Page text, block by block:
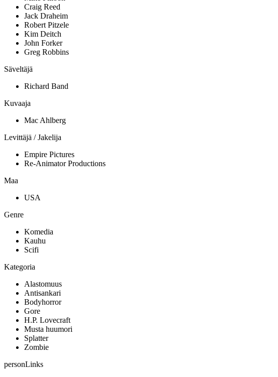
Craig Reed
Jack Draheim
Robert Pitzele
Kim Deitch
John Forker
Greg Robbins
Säveltäjä
Richard Band
Kuvaaja
Mac Ahlberg
Levittäjä / Jakelija
Empire Pictures
Re-Animator Productions
Maa
USA
Genre
Komedia
Kauhu
Scifi
Kategoria
Alastomuus
Antisankari
Bodyhorror
Gore
H.P. Lovecraft
Musta huumori
Splatter
Zombie
personLinks